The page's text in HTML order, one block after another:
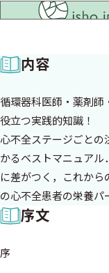
内容
循環器科医師・薬剤師
役立つ実践的知識！
心不全ステージごとの
かるベストマニュアル
に差がつく，これか
の心不全患者の栄養パ
序文
序